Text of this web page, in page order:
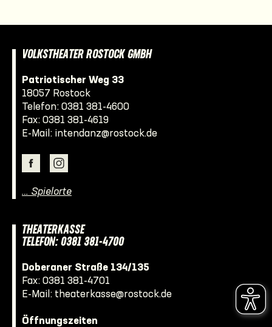
VOLKSTHEATER ROSTOCK GMBH
Patriotischer Weg 33
18057 Rostock
Telefon: 0381 381-4600
Fax: 0381 381-4619
E-Mail: intendanz@rostock.de
… Spielorte
THEATERKASSE
TELEFON: 0381 381-4700
Doberaner Straße 134/135
Fax: 0381 381-4701
E-Mail: theaterkasse@rostock.de
Öffnungszeiten